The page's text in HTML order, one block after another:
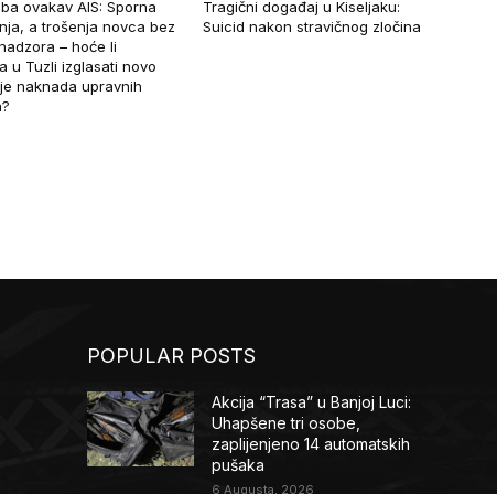
ovakav AIS: Sporna
a trošenja novca bez
– hoće li
u Tuzli izglasati novo
naknada upravnih
Tragični događaj u Kiseljaku:
Suicid nakon stravičnog zločina
POPULAR POSTS
Akcija “Trasa” u Banjoj Luci:
Uhapšene tri osobe,
zaplijenjeno 14 automatskih
pušaka
6 Augusta, 2026